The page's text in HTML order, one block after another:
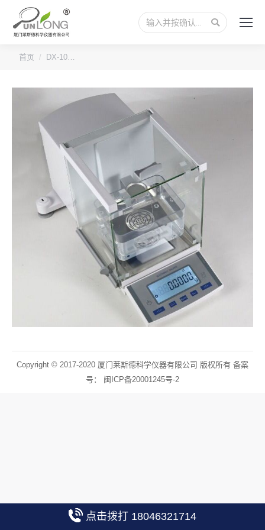
搜
索：
您的位置：
首页 DX-10…
Copyright © 2017-2020 厦门莱斯德科学仪器有限公司 版权所有 备案
号： 闽ICP备20001245号-2
点击拨打 18046321714